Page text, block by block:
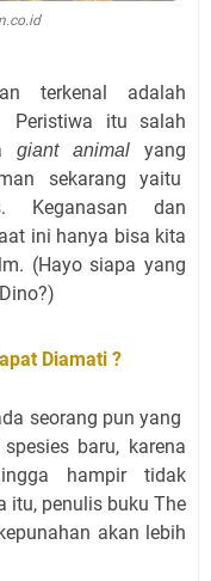
terkenal adalah
Peristiwa itu salah
giant animal yang
sekarang yaitu
Keganasan dan
ini hanya bisa kita
(Hayo siapa yang
Diamati ?
seorang pun yang
baru, karena
hampir tidak
itu, penulis buku The
akan lebih